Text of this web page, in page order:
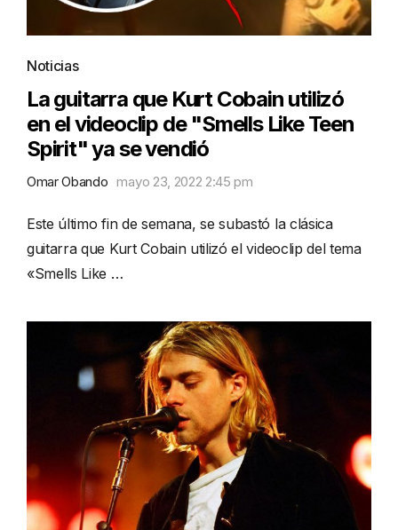
Noticias
La guitarra que Kurt Cobain utilizó
en el videoclip de "Smells Like Teen
Spirit" ya se vendió
Omar Obando mayo 23, 2022 2:45 pm
Este último fin de semana, se subastó la clásica
guitarra que Kurt Cobain utilizó el videoclip del tema
«Smells Like …